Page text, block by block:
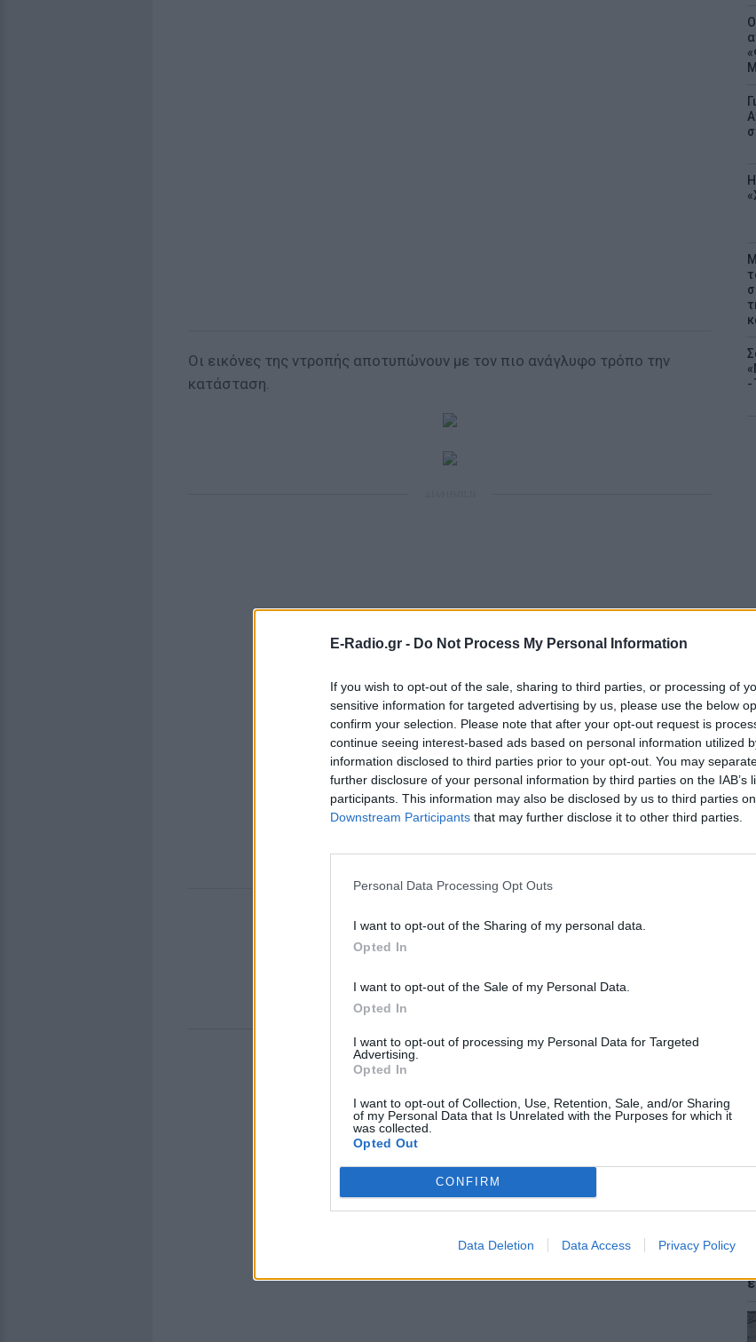
E-Radio.gr - Do Not Process My Personal Information
If you wish to opt-out of the sale, sharing to third parties, or processing of
sensitive information for targeted advertising by us, please use the below
confirm your selection. Please note that after your opt-out request is
continue seeing interest-based ads based on personal information utilized
information disclosed to third parties prior to your opt-out. You may
further disclosure of your personal information by third parties on the IAB’s
participants. This information may also be disclosed by us to third parties
Downstream Participants that may further disclose it to other third parties.
Personal Data Processing Opt Outs
I want to opt-out of the Sharing of my personal data.
Opted In
I want to opt-out of the Sale of my Personal Data.
Opted In
I want to opt-out of processing my Personal Data for Targeted
Advertising.
Opted In
I want to opt-out of Collection, Use, Retention, Sale, and/or Sharing
of my Personal Data that Is Unrelated with the Purposes for which it
was collected.
Opted Out
CONFIRM
Data Deletion Data Access Privacy Policy
-
Οι εικόνες της ντροπής αποτυπώνουν με τον πιο ανάγλυφο τρόπο την
κατάσταση.